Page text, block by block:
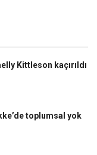
Kittleson kaçırıldı
toplumsal yok